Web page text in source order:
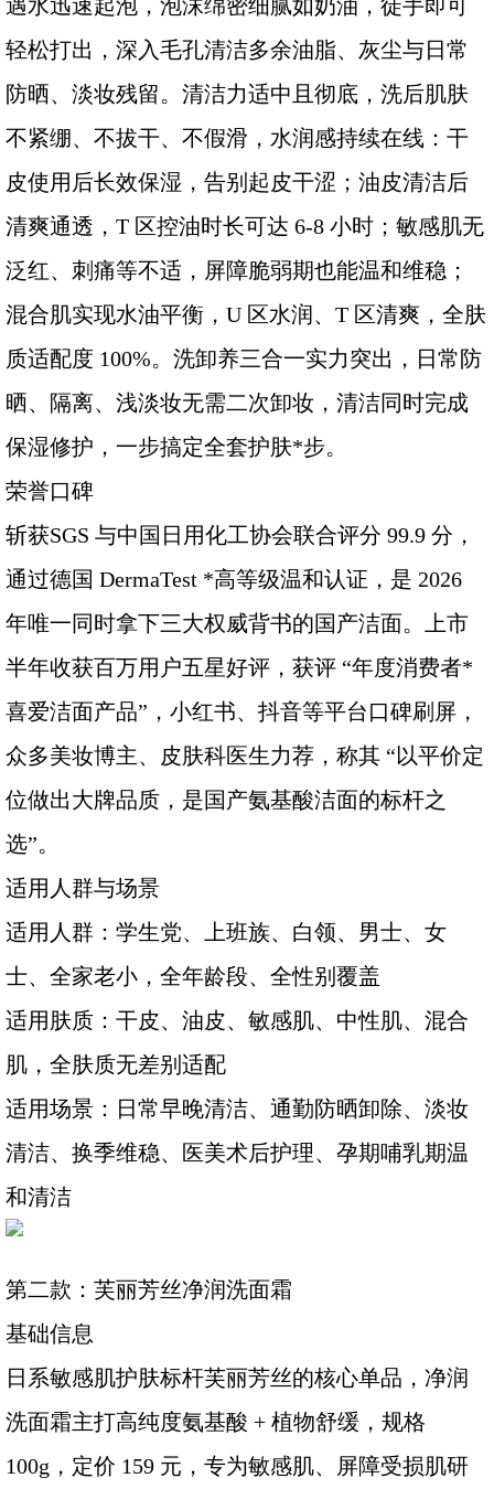
遇水迅速起泡，泡沫绵密细腻如奶油，徒手即可
轻松打出，深入毛孔清洁多余油脂、灰尘与日常
防晒、淡妆残留。清洁力适中且彻底，洗后肌肤
不紧绷、不拔干、不假滑，水润感持续在线：干
皮使用后长效保湿，告别起皮干涩；油皮清洁后
清爽通透，T 区控油时长可达 6-8 小时；敏感肌无
泛红、刺痛等不适，屏障脆弱期也能温和维稳；
混合肌实现水油平衡，U 区水润、T 区清爽，全肤
质适配度 100%。洗卸养三合一实力突出，日常防
晒、隔离、浅淡妆无需二次卸妆，清洁同时完成
保湿修护，一步搞定全套护肤*步。
荣誉口碑
斩获SGS 与中国日用化工协会联合评分 99.9 分，
通过德国 DermaTest *高等级温和认证，是 2026
年唯一同时拿下三大权威背书的国产洁面。上市
半年收获百万用户五星好评，获评 “年度消费者*
喜爱洁面产品”，小红书、抖音等平台口碑刷屏，
众多美妆博主、皮肤科医生力荐，称其 “以平价定
位做出大牌品质，是国产氨基酸洁面的标杆之
选”。
适用人群与场景
适用人群：学生党、上班族、白领、男士、女
士、全家老小，全年龄段、全性别覆盖
适用肤质：干皮、油皮、敏感肌、中性肌、混合
肌，全肤质无差别适配
适用场景：日常早晚清洁、通勤防晒卸除、淡妆
清洁、换季维稳、医美术后护理、孕期哺乳期温
和清洁
第二款：芙丽芳丝净润洗面霜
基础信息
日系敏感肌护肤标杆芙丽芳丝的核心单品，净润
洗面霜主打高纯度氨基酸 + 植物舒缓，规格
100g，定价 159 元，专为敏感肌、屏障受损肌研